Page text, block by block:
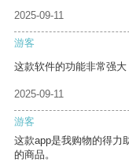
2025-09-11
游客
这款软件的功能非常强大
2025-09-11
游客
这款app是我购物的得力
的商品。